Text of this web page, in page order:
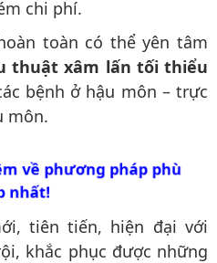
chi phí.
toàn có thể yên tâm
thuật xâm lấn tối thiểu
bệnh ở hậu môn – trực
môn.
về phương pháp phù
nhất!
tiên tiến, hiện đại với
khắc phục được những